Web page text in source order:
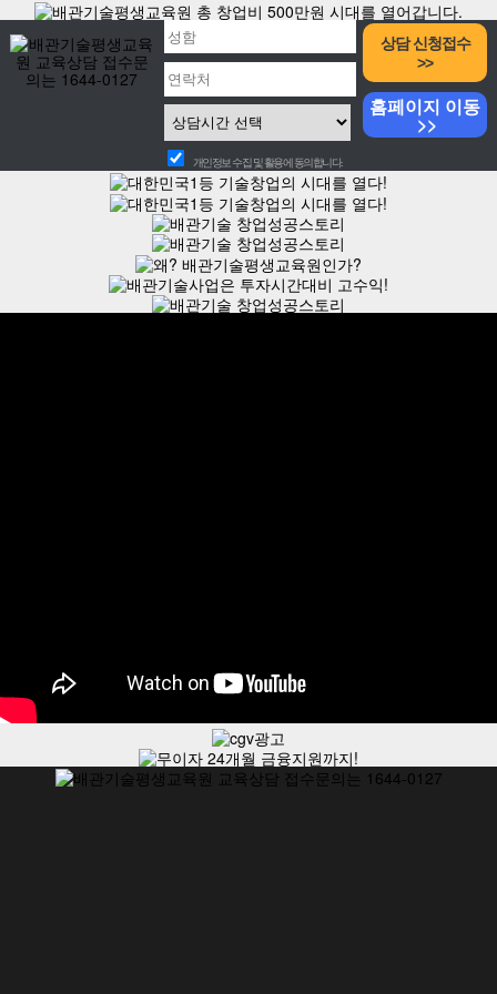
상담 신청접수
>>
홈페이지 이동
>>
개인정보 수집 및 활용에 동의합니다.